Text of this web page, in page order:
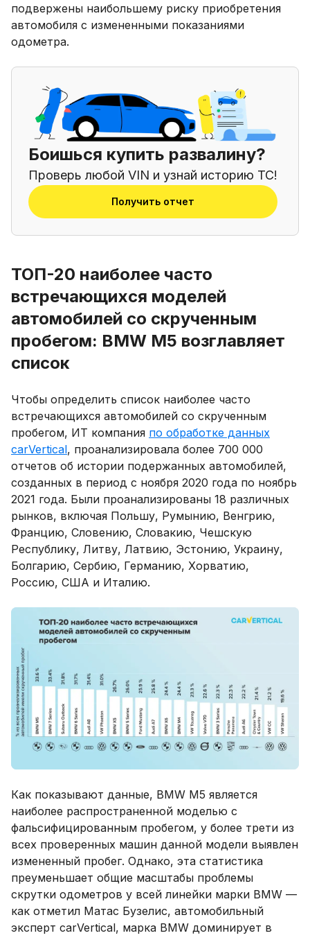
подвержены наибольшему риску приобретения
автомобиля с измененными показаниями
одометра.
Боишься купить развалину?
Проверь любой VIN и узнай историю ТС!
Получить отчет
ТОП-20 наиболее часто
встречающихся моделей
автомобилей со скрученным
пробегом: BMW M5 возглавляет
список
Чтобы определить список наиболее часто
встречающихся автомобилей со скрученным
пробегом, ИТ компания по обработке данных
carVertical, проанализировала более 700 000
отчетов об истории подержанных автомобилей,
созданных в период с ноября 2020 года по ноябрь
2021 года. Были проанализированы 18 различных
рынков, включая Польшу, Румынию, Венгрию,
Францию, Словению, Словакию, Чешскую
Республику, Литву, Латвию, Эстонию, Украину,
Болгарию, Сербию, Германию, Хорватию,
Россию, США и Италию.
Как показывают данные, BMW M5 является
наиболее распространенной моделью с
фальсифицированным пробегом, у более трети из
всех проверенных машин данной модели выявлен
измененный пробег. Однако, эта статистика
преуменьшает общие масштабы проблемы
скрутки одометров у всей линейки марки BMW —
как отметил Матас Бузелис, автомобильный
эксперт carVertical, марка BMW доминирует в